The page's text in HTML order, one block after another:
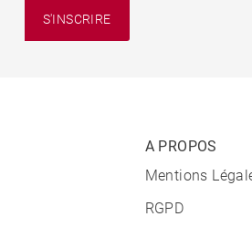
S'INSCRIRE
A PROPOS
Mentions
RGPD